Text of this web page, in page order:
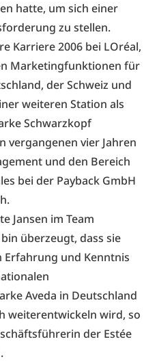
hatte, um sich einer
zu stellen.
Karriere 2006 bei LOréal,
Marketingfunktionen für
der Schweiz und
weiteren Station als
Schwarzkopf
vergangenen vier Jahren
und den Bereich
bei der Payback GmbH
Jansen im Team
überzeugt, dass sie
und Kenntnis
Aveda in Deutschland
weiterentwickeln wird, so
der Estée